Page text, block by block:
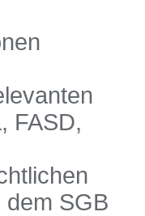
FASD,
SGB